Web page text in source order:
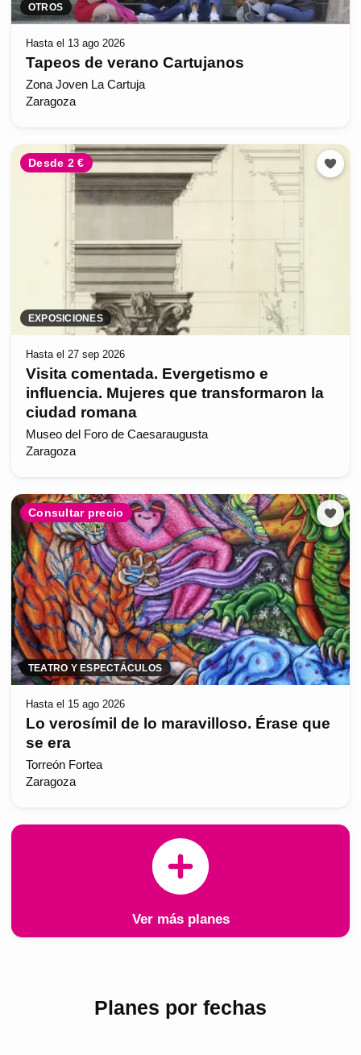
OTROS
Hasta el 13 ago 2026
Tapeos de verano Cartujanos
Zona Joven La Cartuja
Zaragoza
Desde 2 €
EXPOSICIONES
Hasta el 27 sep 2026
Visita comentada. Evergetismo e
influencia. Mujeres que transformaron la
ciudad romana
Museo del Foro de Caesaraugusta
Zaragoza
Consultar precio
TEATRO Y ESPECTÁCULOS
Hasta el 15 ago 2026
Lo verosímil de lo maravilloso. Érase que
se era
Torreón Fortea
Zaragoza
Ver más planes
Planes por fechas